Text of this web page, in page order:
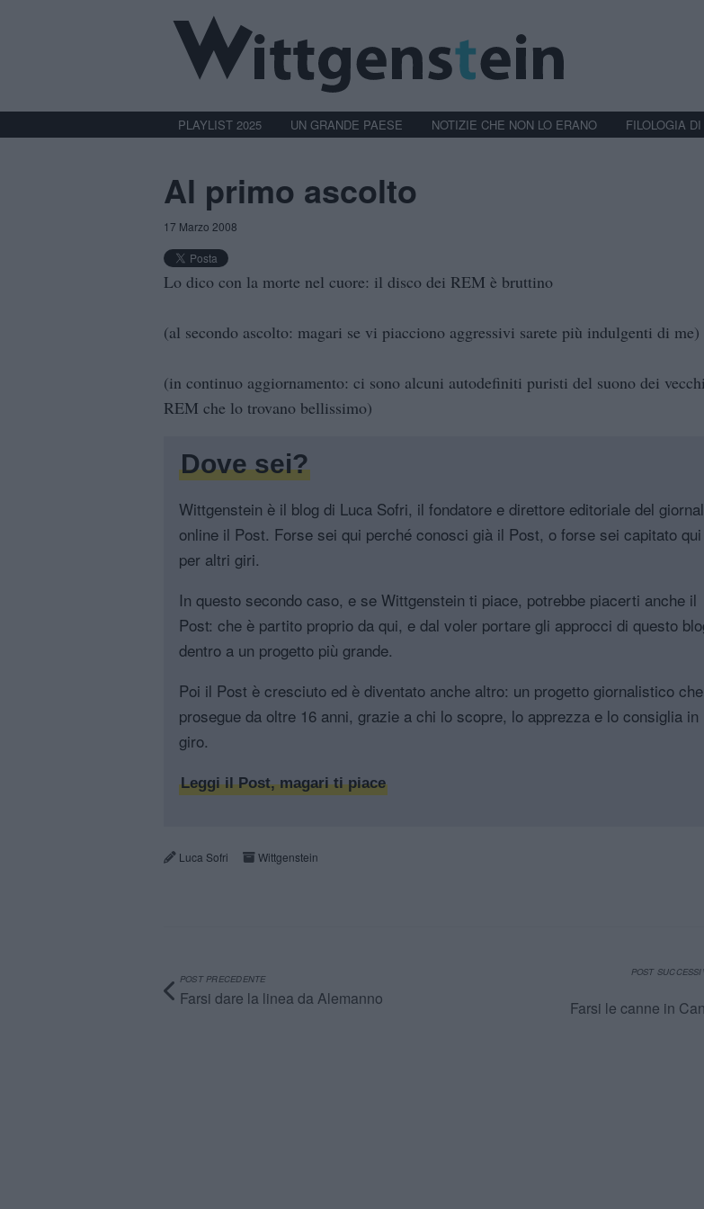
PLAYLIST 2025 UN GRANDE PAESE NOTIZIE CHE NON LO ERANO FILOLOGIA
Al primo ascolto
17 Marzo 2008
Lo dico con la morte nel cuore: il disco dei REM è bruttino
(al secondo ascolto: magari se vi piacciono aggressivi sarete più indulgenti di me)
(in continuo aggiornamento: ci sono alcuni autodefiniti puristi del suono dei vecchi
REM che lo trovano bellissimo)
Dove sei?
Wittgenstein è il blog di Luca Sofri, il fondatore e direttore editoriale del
online il Post. Forse sei qui perché conosci già il Post, o forse sei capitato qui
per altri giri.
In questo secondo caso, e se Wittgenstein ti piace, potrebbe piacerti anche il
Post: che è partito proprio da qui, e dal voler portare gli approcci di questo
dentro a un progetto più grande.
Poi il Post è cresciuto ed è diventato anche altro: un progetto giornalistico che
prosegue da oltre 16 anni, grazie a chi lo scopre, lo apprezza e lo consiglia in
giro.
Leggi il Post, magari ti piace
Luca Sofri Wittgenstein
POST PRECEDENTE
Farsi dare la linea da Alemanno
POST
Farsi le canne in